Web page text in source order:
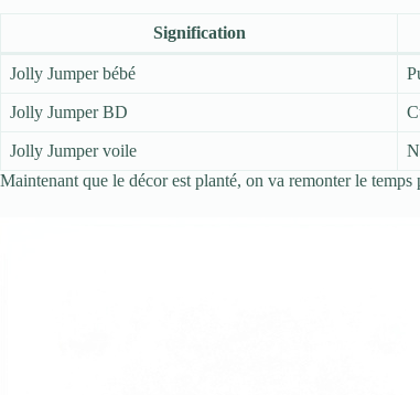
Signification
Jolly Jumper bébé
Jolly Jumper BD
Jolly Jumper voile
Maintenant que le décor est planté, on va remonter le